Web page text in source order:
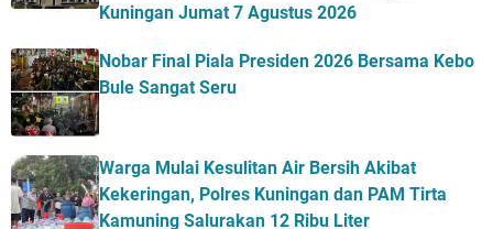
Kuningan Jumat 7 Agustus 2026
Nobar Final Piala Presiden 2026 Bersama Kebo
Bule Sangat Seru
Warga Mulai Kesulitan Air Bersih Akibat
Kekeringan, Polres Kuningan dan PAM Tirta
Kamuning Salurakan 12 Ribu Liter